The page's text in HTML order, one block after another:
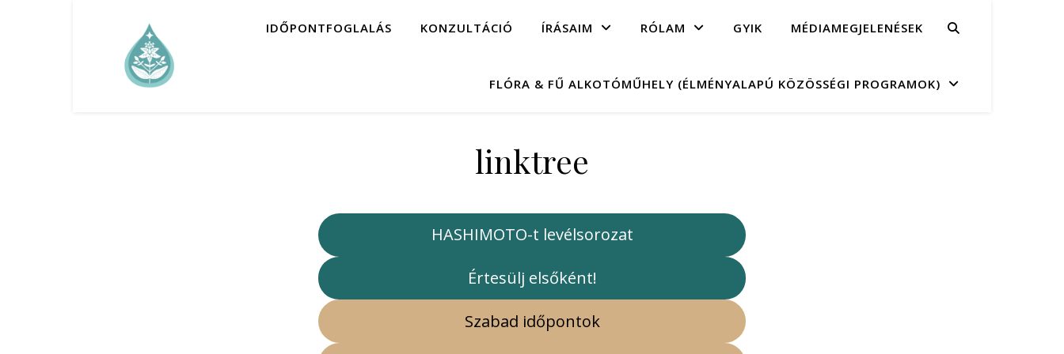
IDŐPONTFOGLALÁS KONZULTÁCIÓ ÍRÁSAIM RÓLAM GYIK MÉDIAMEGJELENÉSEK
FLÓRA & FŰ ALKOTÓMŰHELY (ÉLMÉNYALAPÚ KÖZÖSSÉGI PROGRAMOK)
linktree
HASHIMOTO-t levélsorozat
Értesülj elsőként!
Szabad időpontok